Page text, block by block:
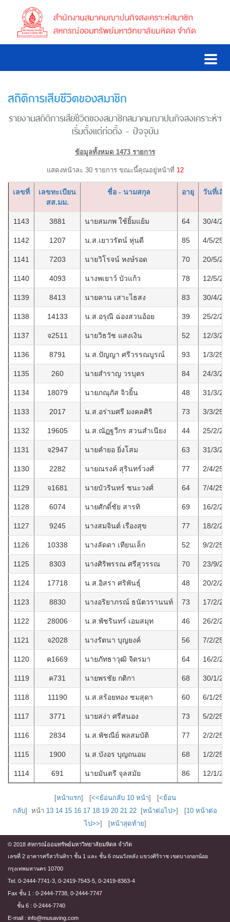
สถิติการเสียชีวิตของสมาชิก
รายงานสถิติการเสียชีวิตของสมาชิกสมาคมฌาปนกิจสงเคราะห์ฯ
เริ่มตั้งแต่ก่อตั้ง - ปัจจุบัน
ข้อมูลทั้งหมด 1473 รายการ
แสดงหน้าละ 30 รายการ ขณะนี้คุณอยู่หน้าที่ 12
เลขที่
เลขทะเบียน
สส.มม.
ชื่อ - นามสกุล อายุ วันที่เสี
1143 3881 นายสมภพ ใช้ยิ้มแย้ม 64 30/4/
1142 1207 น.ส.เยาวรัตน์ หุ่นดี 85 4/5/
1141 7203 นายวิโรจน์ หงษ์รอด 70 20/5/
1140 4093 นางพเยาว์ บัวแก้ว 78 12/5/
1139 8413 นายคาน เสาะไธสง 83 30/4/
1138 14133 น.ส.อรุณี ฉ่องสวนอ้อย 39 25/2/
1137 จ2511 นายวิธวัช แสงเงิน 52 12/3/
1136 8791 น.ส.ปัญญา ศรีวรรณบูรณ์ 93 1/3/
1135 260 นายสำราญ วรบุตร 84 24/3/
1134 18079 นายภณุภัส จิวยิ้น 48 31/3/
1133 2017 น.ส.อร่ามศรี มงคลศิริ 73 3/3/
1132 19605 น.ส.ณัฏฐวีกร สวนสำเนียง 44 25/2/
1131 จ2947 นายคำยอ ยิ่งโสม 63 31/3/
1130 2282 นายณรงค์ สุรินทร์วงศ์ 77 2/4/
1129 จ1681 นายบัวรินทร์ ชนะวงศ์ 64 7/4/
1128 6074 นายศักดิ์ชัย สารทิ 69 16/2/
1127 9245 นางสมจินต์ เรืองสุข 77 18/2/
1126 10338 นางลัดดา เทียนเล็ก 52 9/2/
1125 8303 นางศิริพรรณ ศรีสุวรรณ 70 23/9/
1124 17718 น.ส.อิสรา ศริพันธุ์ 48 20/2/
1123 8830 นางอริยาภรณ์ ธนัตวรานนท์ 73 17/2/
1122 28006 น.ส.พัชรินทร์ เอมสมุท 46 26/2/
1121 จ2028 นางรัตนา บุญยงค์ 56 7/2/
1120 ค1669 นายภัทธาวุฒิ จิตรมา 64 16/2/
1119 ค731 นายพรชัย กติกา 68 30/1/
1118 11190 น.ส.สร้อยทอง ชมสุดา 60 6/1/
1117 3771 นายสง่า ศรีสนอง 73 5/2/
1116 2834 น.ส.พัชณีย์ พลสมบัติ 77 2/2/
1115 1900 น.ส.บังอร บุญถนอม 68 1/2/
1114 691 นายมันตรี จุลสมัย 86 12/1/
[หน้าแรก] [<<ย้อนกลับ 10 หน้า] [<ย้อน
กลับ] หน้า 13 14 15 16 17 18 19 20 21 22 [หน้าต่อไป>] [10 หน้าต่อ
ไป>>] [หน้าสุดท้าย]
© 2018 สหกรณ์ออมทรัพย์มหาวิทยาลัยมหิดล จำกัด
เลขที่ 2 อาคารศรีสวรินทิรา ชั้น 1 และ ชั้น 6 ถนนวังหลัง แขวงศิริราช เขตบางกอกน้อย
กรุงเทพมหานคร 10700
Tel. 0-2444-7741-3, 0-2419-7543-5, 0-2419-8363-4
Fax ชั้น 1 : 0-2444-7738, 0-2444-7747
ชั้น 6 : 0-2444-7740
E-mail : info@musaving.com